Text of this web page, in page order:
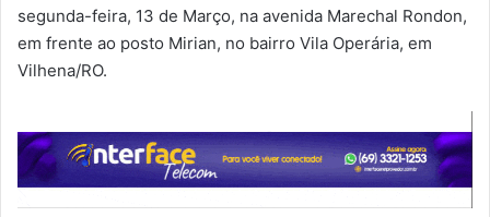
segunda-feira, 13 de Março, na avenida Marechal Rondon,
em frente ao posto Mirian, no bairro Vila Operária, em
Vilhena/RO.